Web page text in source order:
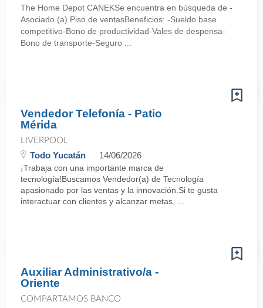
The Home Depot CANEKSe encuentra en búsqueda de -
Asociado (a) Piso de ventasBeneficios: -Sueldo base
competitivo-Bono de productividad-Vales de despensa-
Bono de transporte-Seguro ...
Vendedor Telefonía - Patio
Mérida
LIVERPOOL
Todo Yucatán 14/06/2026
¡Trabaja con una importante marca de
tecnología!Buscamos Vendedor(a) de Tecnología
apasionado por las ventas y la innovación.Si te gusta
interactuar con clientes y alcanzar metas, ...
Auxiliar Administrativo/a -
Oriente
COMPARTAMOS BANCO